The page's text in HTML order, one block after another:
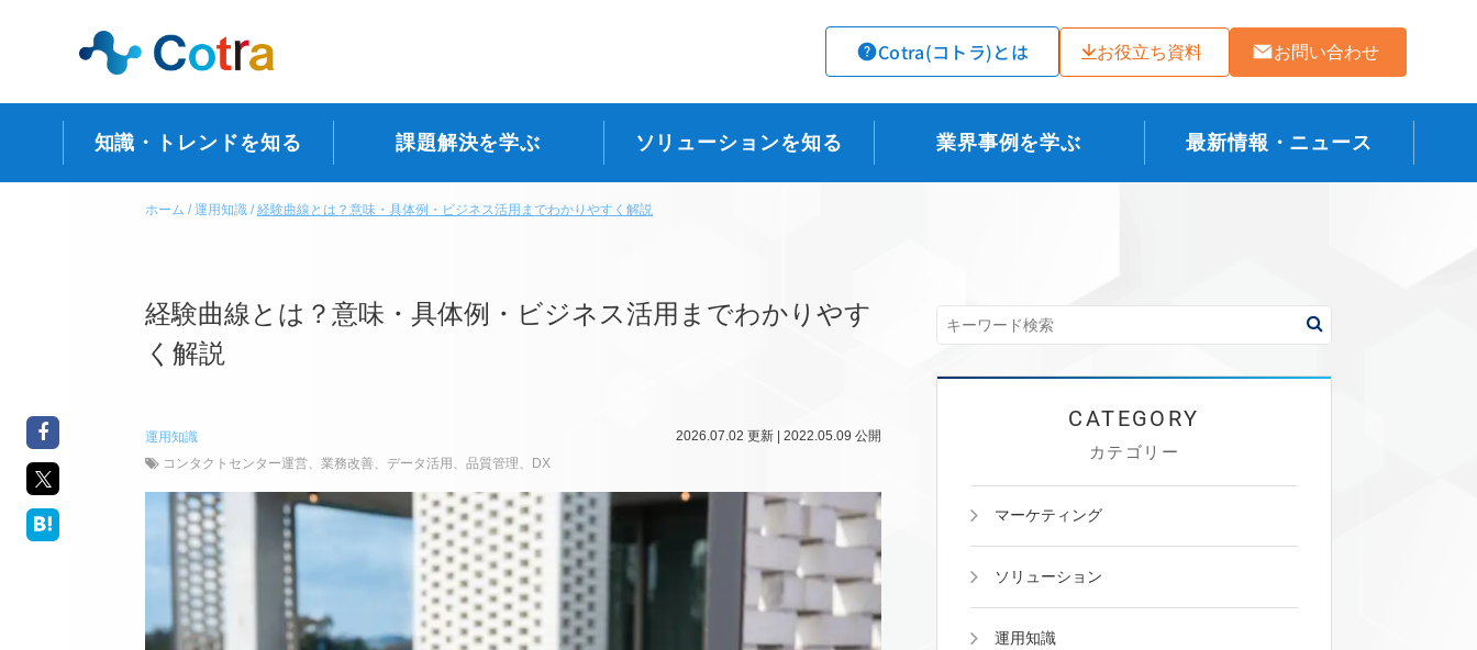
Cotra(コトラ)とは お役立ち資料 お問い合わせ
知識・トレンドを知る 課題解決を学ぶ ソリューションを知る 業界事例を学ぶ 最新情報・ニュース
ホーム 運用知識 経験曲線とは？意味・具体例・ビジネス活用までわかりやすく解説
経験曲線とは？意味・具体例・ビジネス活用までわかりやす
く解説
運用知識 2026.07.02 更新 | 2022.05.09 公開
コンタクトセンター運営、 業務改善、 データ活用 、 品質管理、 DX
カテゴリー
マーケティング
ソリューション
運用知識